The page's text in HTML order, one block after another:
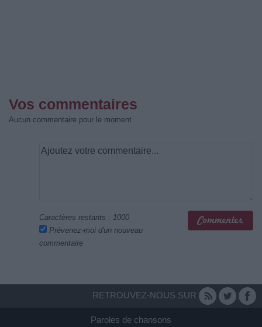
Vos commentaires
Aucun commentaire pour le moment
Caractères restants : 1000
Prévenez-moi d'un nouveau
commentaire
RETROUVEZ-NOUS SUR
Paroles de chansons